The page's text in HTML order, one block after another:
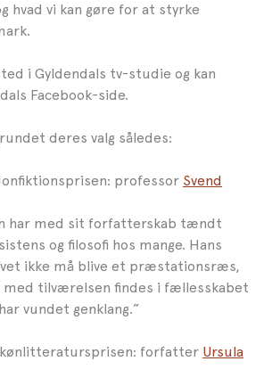
hvad vi kan gøre for at styrke
i Gyldendals tv-studie og kan
Facebook-side.
deres valg således:
professor Svend
har med sit forfatterskab tændt
og filosofi hos mange. Hans
ikke må blive et præstationsræs,
med tilværelsen findes i fællesskabet
vundet genklang.”
forfatter Ursula